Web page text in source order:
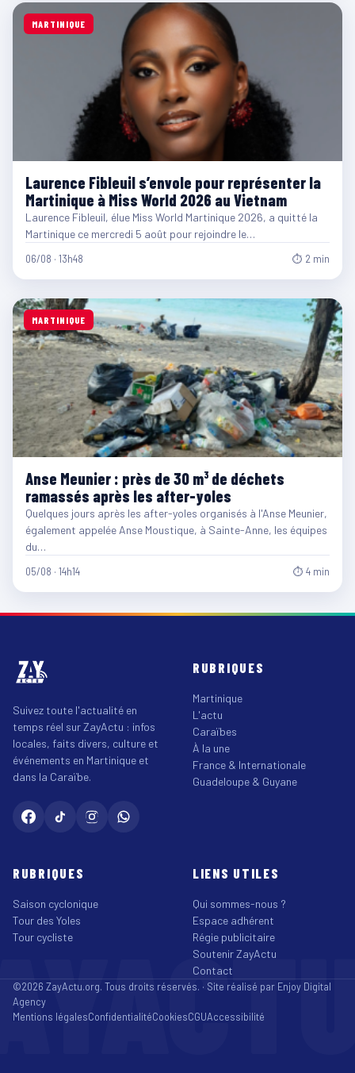
MARTINIQUE
Laurence Fibleuil s’envole pour représenter la
Martinique à Miss World 2026 au Vietnam
Laurence Fibleuil, élue Miss World Martinique 2026, a quitté la
Martinique ce mercredi 5 août pour rejoindre le…
06/08 · 13h48 ⏱ 2 min
MARTINIQUE
Anse Meunier : près de 30 m³ de déchets
ramassés après les after-yoles
Quelques jours après les after-yoles organisés à l'Anse Meunier,
également appelée Anse Moustique, à Sainte-Anne, les équipes
du…
05/08 · 14h14 ⏱ 4 min
Suivez toute l'actualité en
temps réel sur ZayActu : infos
locales, faits divers, culture et
événements en Martinique et
dans la Caraïbe.
RUBRIQUES
Martinique
L'actu
Caraïbes
À la une
France & Internationale
Guadeloupe & Guyane
RUBRIQUES
Saison cyclonique
Tour des Yoles
Tour cycliste
LIENS UTILES
Qui sommes-nous ?
Espace adhérent
Régie publicitaire
Soutenir ZayActu
Contact
©2026 ZayActu.org. Tous droits réservés. · Site réalisé par Enjoy Digital
Agency
Mentions légalesConfidentialitéCookiesCGUAccessibilité